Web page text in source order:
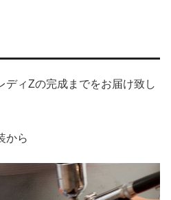
ディZの完成までをお届け致し
から